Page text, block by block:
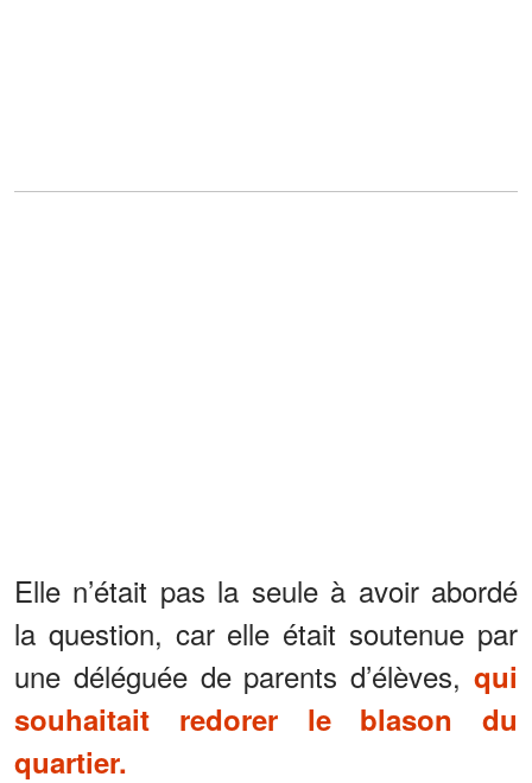
Elle n’était pas la seule à avoir abordé
la question, car elle était soutenue par
une déléguée de parents d’élèves, qui
souhaitait redorer le blason du
quartier.